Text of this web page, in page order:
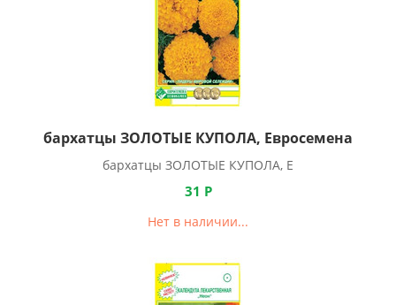
бархатцы ЗОЛОТЫЕ КУПОЛА, Евросемена
бархатцы ЗОЛОТЫЕ КУПОЛА, Е
31 Р
Нет в наличии...